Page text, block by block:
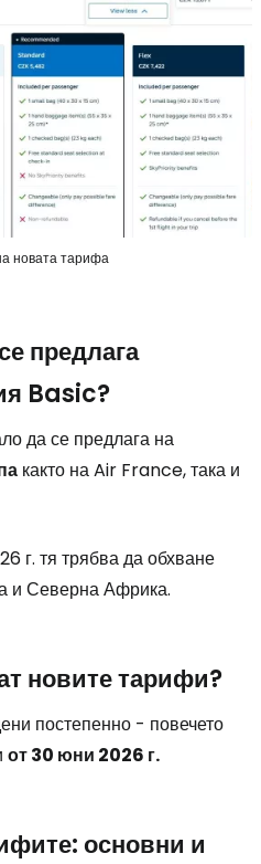
новата тарифа
предлага
Basic?
да се предлага на
както на Air France, така и
г. тя трябва да обхване
и Северна Африка.
новите тарифи?
постепенно - повечето
от 30 юни 2026 г.
основни и